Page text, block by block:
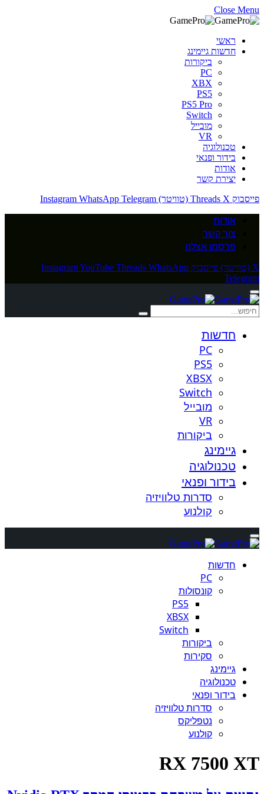
Close Menu
ראשי
חדשות גיימינג
ביקורות
PC
XBX
PS5
PS5 Pro
Switch
מובייל
VR
טכנולוגיה
בידור ופנאי
אודות
יצירת קשר
פייסבוק
Threads X (טוויטר) Instagram WhatsApp Telegram
אודות
צור קשר
פרסמו אצלנו
X (טוויטר) פייסבוק InstagramYouTube Threads WhatsApp
Telegram
חדשות
PC
PS5
XBSX
Switch
מובייל
VR
ביקורות
גיימינג
טכנולוגיה
בידור ופנאי
סדרות טלוויזיה
קולנוע
חדשות
PC
קונסולות
PS5
XBSX
Switch
ביקורות
סקירות
גיימינג
טכנולוגיה
בידור ופנאי
סדרות טלוויזיה
נטפליקס
קולנוע
RX 7500 XT